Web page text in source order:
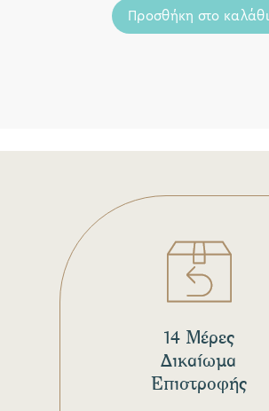
Προσθήκη στο καλάθι
14 Μέρες
Δικαίωμα
Επιστροφής